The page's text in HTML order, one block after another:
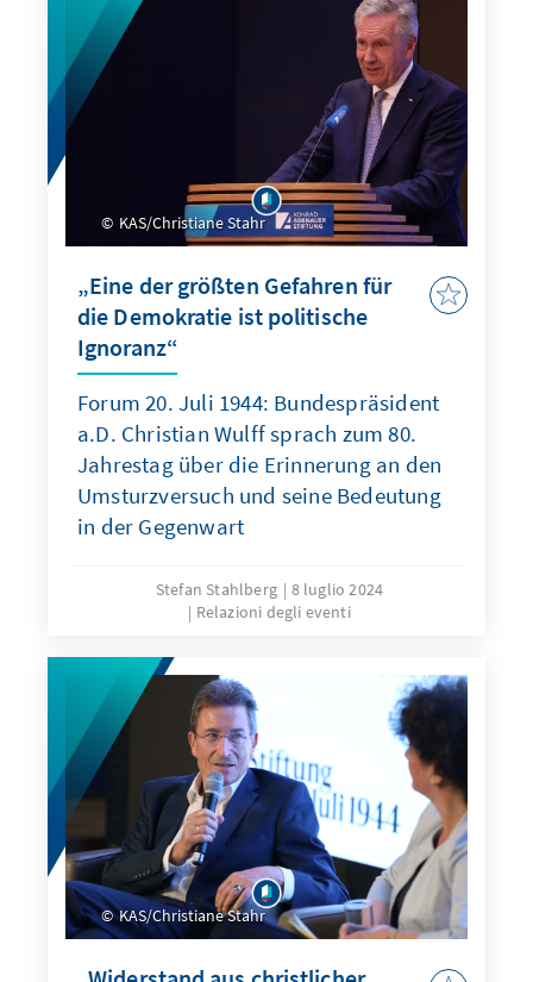
KAS/Christiane Stahr
„Eine der größten Gefahren für
die Demokratie ist politische
Ignoranz“
Forum 20. Juli 1944: Bundespräsident
a.D. Christian Wulff sprach zum 80.
Jahrestag über die Erinnerung an den
Umsturzversuch und seine Bedeutung
in der Gegenwart
Stefan Stahlberg
8 luglio 2024
Relazioni degli eventi
KAS/Christiane Stahr